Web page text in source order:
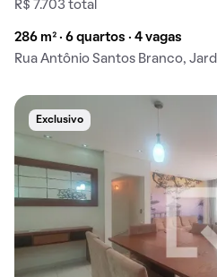
R$ 7.703 total
286 m² · 6 quartos · 4 vagas
Rua Antônio Santos Branco,
Exclusivo